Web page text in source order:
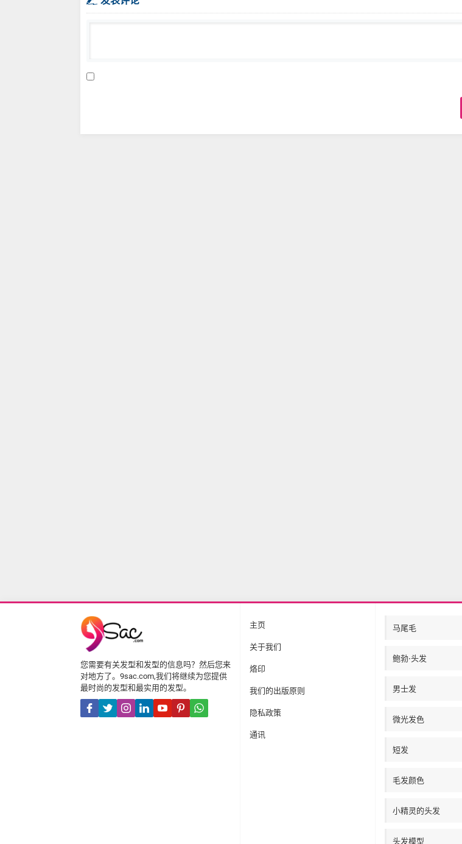
您需要有关发型和发型的信息吗？然后您来
对地方了。9sac.com,我们将继续为您提供
最时尚的发型和最实用的发型。
主页
关于我们
烙印
我们的出版原则
隐私政策
通讯
马尾毛
鲍勃·头发
男士发
微光发色
短发
毛发颜色
小精灵的头发
头发模型